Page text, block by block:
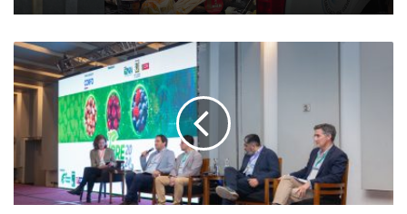
A
p
o
y
d
a
p
o